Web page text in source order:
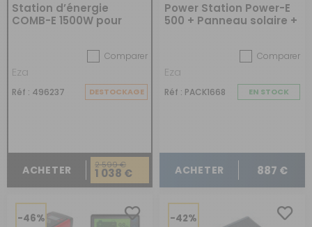
Station d’énergie
COMB-E 1500W pour
Comparer
Eza
Réf : 496237 DESTOCKAGE
ACHETER 2 599 €
1 038 €
Power Station Power-E
500 + Panneau solaire +
Comparer
Eza
Réf : PACK1668 EN STOCK
ACHETER 887 €
-46% -42%